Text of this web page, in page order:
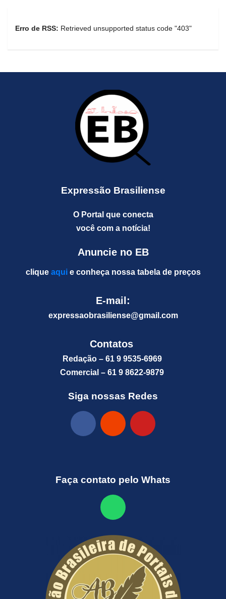
Erro de RSS: Retrieved unsupported status code "403"
Expressão Brasiliense
O Portal que conecta
você com a notícia!
Anuncie no EB
clique aquie conheça nossa tabela de preços
E-mail:
expressaobrasiliense@gmail.com
Contatos
Redação – 61 9 9535-6969
Comercial – 61 9 8622-9879
Siga nossas Redes
Faça contato pelo Whats